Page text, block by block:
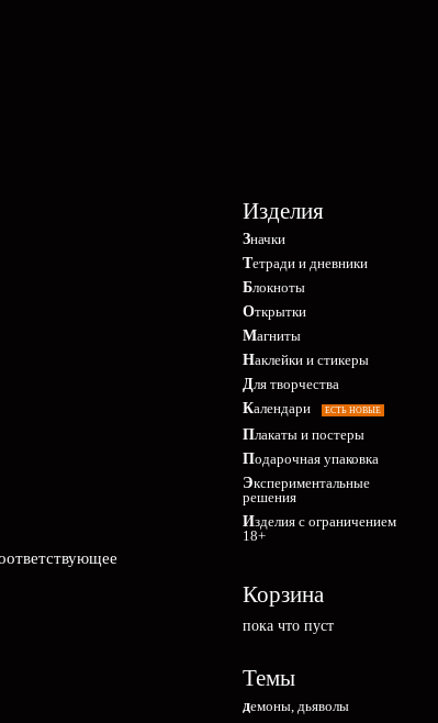
Изделия
Значки
Тетради и дневники
Блокноты
Открытки
Магниты
Наклейки и стикеры
Для творчества
Календари
ЕСТЬ НОВЫЕ
Плакаты и постеры
Подарочная упаковка
Экспериментальные
решения
Изделия с ограничением
18+
Корзина
пока что пуст
Темы
демоны, дьяволы